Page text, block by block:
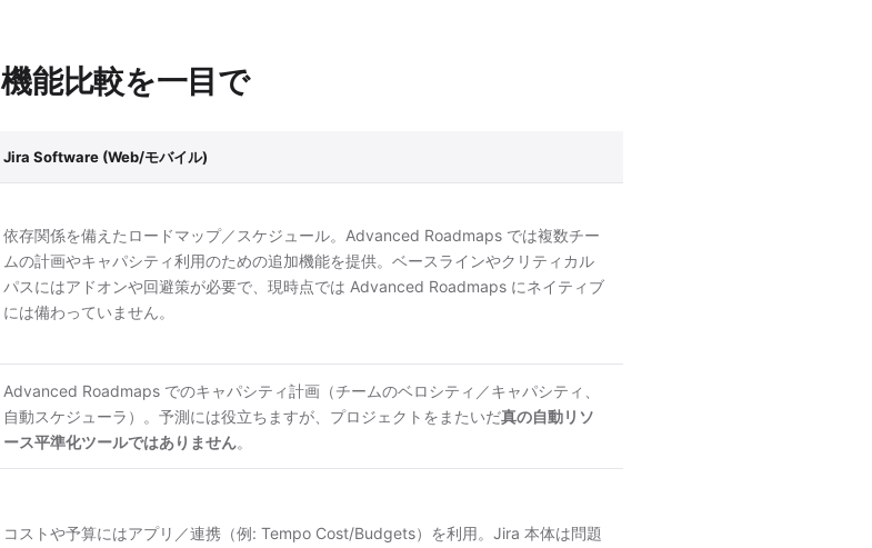
機能比較を一目で
Jira Software (Web/モバイル)
依存関係を備えたロードマップ／スケジュール。Advanced Roadmaps では複数チー
ムの計画やキャパシティ利用のための追加機能を提供。ベースラインやクリティカル
パスにはアドオンや回避策が必要で、現時点では Advanced Roadmaps にネイティブ
には備わっていません。
Advanced Roadmaps でのキャパシティ計画（チームのベロシティ／キャパシティ、
自動スケジューラ）。予測には役立ちますが、プロジェクトをまたいだ真の自動リソ
ース平準化ツールではありません。
コストや予算にはアプリ／連携（例: Tempo Cost/Budgets）を利用。Jira 本体は問題